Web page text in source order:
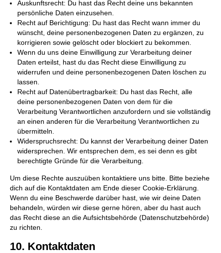
Auskunftsrecht: Du hast das Recht deine uns bekannten
persönliche Daten einzusehen.
Recht auf Berichtigung: Du hast das Recht wann immer du
wünscht, deine personenbezogenen Daten zu ergänzen, zu
korrigieren sowie gelöscht oder blockiert zu bekommen.
Wenn du uns deine Einwilligung zur Verarbeitung deiner
Daten erteilst, hast du das Recht diese Einwilligung zu
widerrufen und deine personenbezogenen Daten löschen zu
lassen.
Recht auf Datenübertragbarkeit: Du hast das Recht, alle
deine personenbezogenen Daten von dem für die
Verarbeitung Verantwortlichen anzufordern und sie vollständig
an einen anderen für die Verarbeitung Verantwortlichen zu
übermitteln.
Widerspruchsrecht: Du kannst der Verarbeitung deiner Daten
widersprechen. Wir entsprechen dem, es sei denn es gibt
berechtigte Gründe für die Verarbeitung.
Um diese Rechte auszuüben kontaktiere uns bitte. Bitte beziehe
dich auf die Kontaktdaten am Ende dieser Cookie-Erklärung.
Wenn du eine Beschwerde darüber hast, wie wir deine Daten
behandeln, würden wir diese gerne hören, aber du hast auch
das Recht diese an die Aufsichtsbehörde (Datenschutzbehörde)
zu richten.
10. Kontaktdaten